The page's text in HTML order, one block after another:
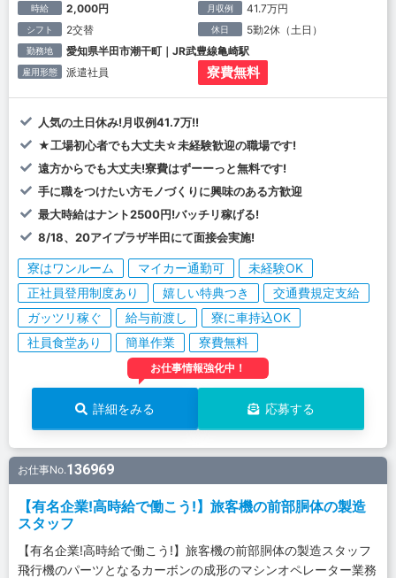
時給 2,000円 月収例 41.7万円
シフト 2交替 休日 5勤2休（土日）
勤務地 愛知県半田市潮干町｜JR武豊線亀崎駅
雇用形態 派遣社員 寮費無料
人気の土日休み!月収例41.7万!!
★工場初心者でも大丈夫☆未経験歓迎の職場です!
遠方からでも大丈夫!寮費はずーーっと無料です!
手に職をつけたい方モノづくりに興味のある方歓迎
最大時給はナント2500円!バッチリ稼げる!
8/18、20アイプラザ半田にて面接会実施!
寮はワンルーム マイカー通勤可
未経験OK
正社員登用制度あり
嬉しい特典つき
交通費規定支給
ガッツリ稼ぐ
給与前渡し
寮に車持込OK
社員食堂あり
簡単作業 寮費無料
お仕事情報強化中！
詳細をみる 応募する
お仕事No.136969
【有名企業!高時給で働こう!】旅客機の前部胴体の製造
スタッフ
【有名企業!高時給で働こう!】旅客機の前部胴体の製造スタッフ
飛行機のパーツとなるカーボンの成形のマシンオペレーター業務